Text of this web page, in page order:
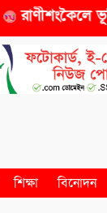
রাণীশংকৈলে
শিক্ষা বিনোদন